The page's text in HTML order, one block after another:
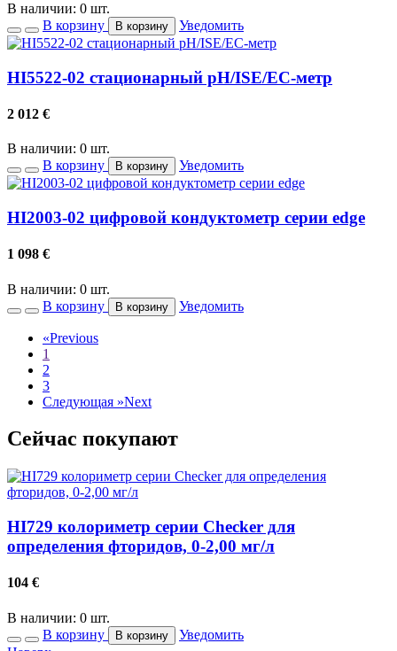
В наличии: 0 шт.
В корзину
В корзину Уведомить
HI5522-02 стационарный pH/ISE/EC-метр
2 012 €
В наличии: 0 шт.
В корзину
В корзину Уведомить
HI2003-02 цифровой кондуктометр серии edge
1 098 €
В наличии: 0 шт.
В корзину
В корзину Уведомить
«Previous
1
2
3
Следующая »Next
Сейчас покупают
HI729 колориметр серии Checker для
определения фторидов, 0-2,00 мг/л
104 €
В наличии: 0 шт.
В корзину
В корзину
Уведомить